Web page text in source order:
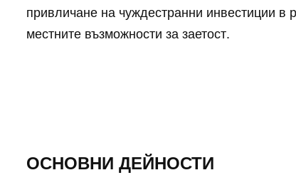
привличане на чуждестранни инвестиции в
местните възможности за заетост.
ОСНОВНИ ДЕЙНОСТИ